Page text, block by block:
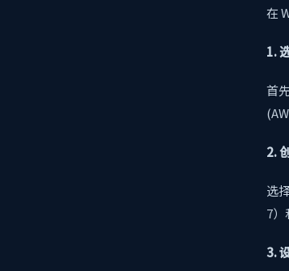
在
1.
首
2.
选
7）
3.